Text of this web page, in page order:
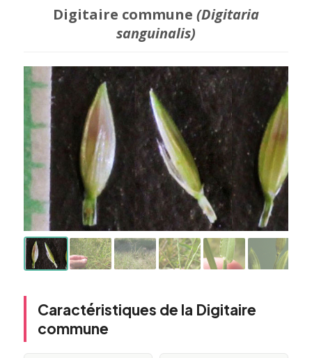
Digitaire commune (Digitaria
sanguinalis)
Caractéristiques de la Digitaire
commune